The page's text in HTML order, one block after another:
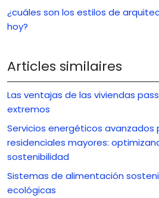
¿cuáles son los estilos de
hoy?
Articles similaires
Las ventajas de las viviendas
extremos
Servicios energéticos avanzados
residenciales mayores:
sostenibilidad
Sistemas de alimentación
ecológicas